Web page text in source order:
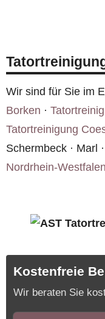
ist kostenlos und
Wir sind für Sie im
Borken ·
Tatortreinigung
Schermbeck · Marl
Nordrhein-Westfalen
Kostenfreie
Wir beraten Sie